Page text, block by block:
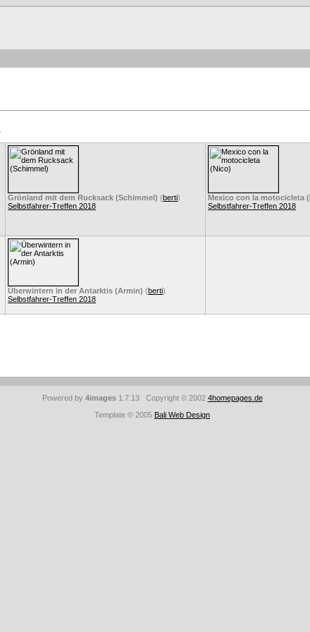
Grönland mit dem Rucksack (Schimmel) (berti)
Selbstfahrer-Treffen 2018
Mexico con la motocicleta
Selbstfahrer-Treffen 2018
Überwintern in der Antarktis (Armin) (berti)
Selbstfahrer-Treffen 2018
Powered by 4images1.7.13 Copyright © 2002 4homepages.de
Template © 2005 Bali Web Design